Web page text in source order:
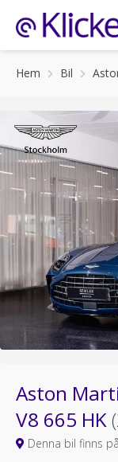
Hem Bil
Aston
V8 665 HK
Denna bil finns